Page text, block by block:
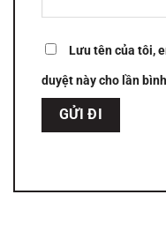
Lưu tên của tôi,
duyệt này cho lần